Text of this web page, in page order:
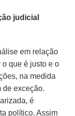
judicial
em relação
que é justo e o
na medida
de exceção.
é
político. Assim